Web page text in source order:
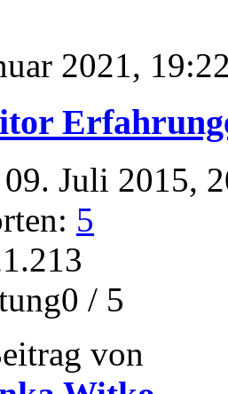
2021,
Juli 2015,
5
/ 5
von